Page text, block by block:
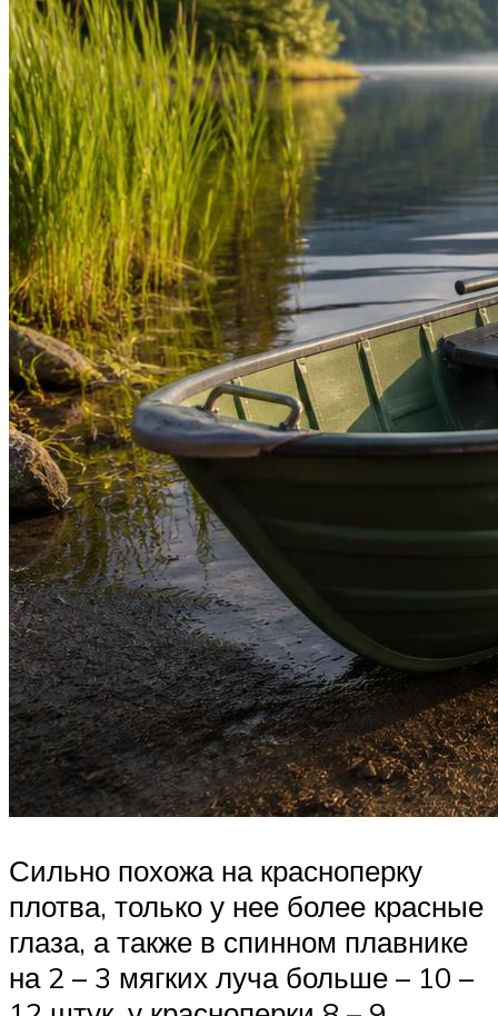
Сильно похожа на красноперку
плотва, только у нее более красные
глаза, а также в спинном плавнике
на 2 – 3 мягких луча больше – 10 –